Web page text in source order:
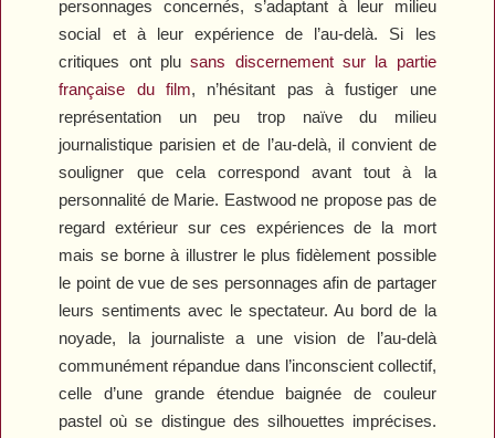
personnages concernés, s’adaptant à leur milieu
social et à leur expérience de l’au-delà. Si les
critiques ont plusans discernement sur la partie
française du film, n’hésitant pas à fustiger une
représentation un peu trop naïve du milieu
journalistique parisien et de l’au-delà, il convient de
souligner que cela correspond avant tout à la
personnalité de Marie. Eastwood ne propose pas de
regard extérieur sur ces expériences de la mort
mais se borne à illustrer le plus fidèlement possible
le point de vue de ses personnages afin de partager
leurs sentiments avec le spectateur. Au bord de la
noyade, la journaliste a une vision de l’au-delà
communément répandue dans l’inconscient collectif,
celle d’une grande étendue baignée de couleur
pastel où se distingue des silhouettes imprécises.